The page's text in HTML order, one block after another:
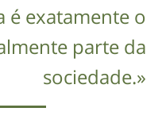
é exatamente o
parte da
sociedade.»